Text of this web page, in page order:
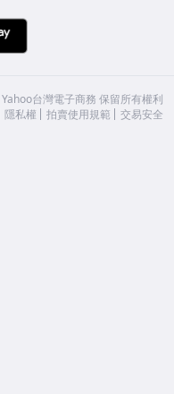
Yahoo台灣電子商務 保留所有權利
隱私權 拍賣使用規範 交易安全